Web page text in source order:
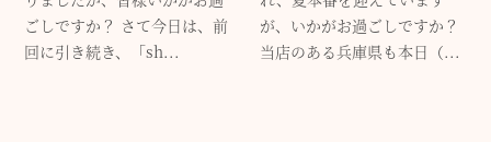
ごしですか？ さて今日は、前
回に引き続き、「sh...
が、いかがお過ごしですか？
当店のある兵庫県も本日（...